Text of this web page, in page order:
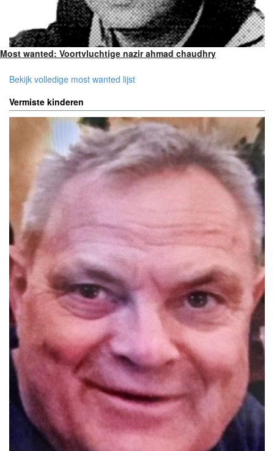
Most wanted: Voortvluchtige nazir ahmad chaudhry
Bekijk volledige most wanted lijst
Vermiste kinderen